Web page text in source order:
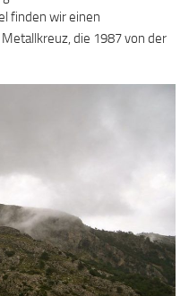
finden wir einen
die 1987 von der